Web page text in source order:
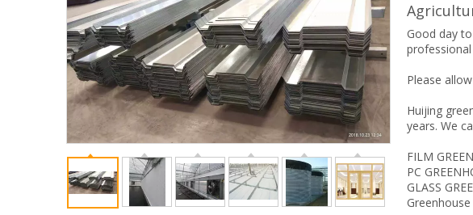
Good day
Please
Huijing
years. We
FILM
PC
GLASS